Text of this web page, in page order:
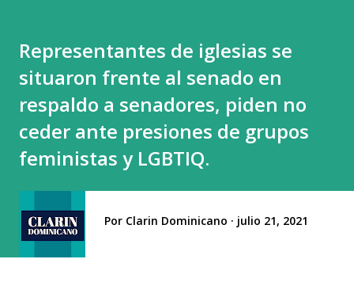
Representantes de iglesias se
situaron frente al senado en
respaldo a senadores, piden no
ceder ante presiones de grupos
feministas y LGBTIQ.
Por Clarin Dominicano julio 21, 2021